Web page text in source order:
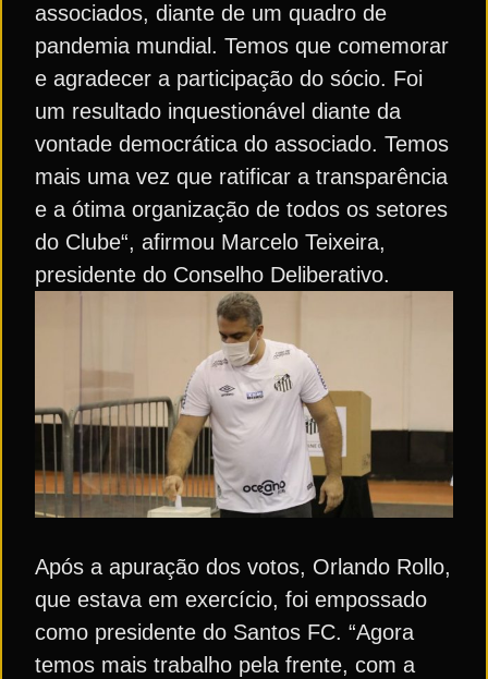
associados, diante de um quadro de
pandemia mundial. Temos que comemorar
e agradecer a participação do sócio. Foi
um resultado inquestionável diante da
vontade democrática do associado. Temos
mais uma vez que ratificar a transparência
e a ótima organização de todos os setores
do Clube“, afirmou Marcelo Teixeira,
presidente do Conselho Deliberativo.
Após a apuração dos votos, Orlando Rollo,
que estava em exercício, foi empossado
como presidente do Santos FC. “Agora
temos mais trabalho pela frente, com a